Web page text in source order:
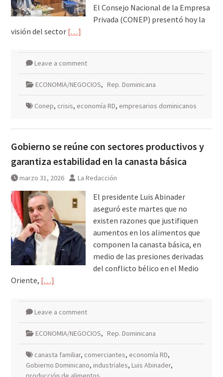
El Consejo Nacional de la Empresa
Privada (CONEP) presentó hoy la
visión del sector […]
Leave a comment
ECONOMIA/NEGOCIOS, Rep. Dominicana
Conep, crisis, economía RD, empresarios dominicanos
Gobierno se reúne con sectores productivos y
garantiza estabilidad en la canasta básica
marzo 31, 2026 La Redacción
El presidente Luis Abinader
aseguró este martes que no
existen razones que justifiquen
aumentos en los alimentos que
componen la canasta básica, en
medio de las presiones derivadas
del conflicto bélico en el Medio
Oriente, […]
Leave a comment
ECONOMIA/NEGOCIOS, Rep. Dominicana
canasta familiar, comerciantes, economía RD,
Gobierno Dominicano, industriales, Luis Abinader,